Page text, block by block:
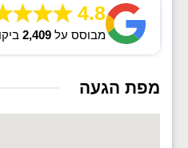
4.8
מבוסס על 2,409
מפת הגעה